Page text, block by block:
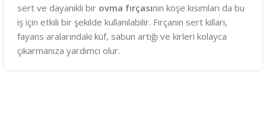
sert ve dayanıklı bir ovma fırçasının köşe kısımları da bu
iş için etkili bir şekilde kullanılabilir. Fırçanın sert kılları,
fayans aralarındaki küf, sabun artığı ve kirleri kolayca
çıkarmanıza yardımcı olur.